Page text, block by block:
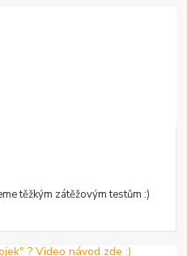
těžkým zátěžovým testům :)